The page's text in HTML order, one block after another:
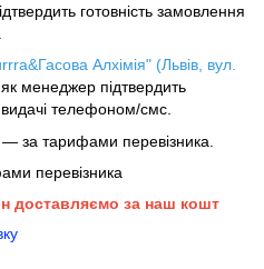
готовність замовлення
Алхімія" (Львів, вул.
менеджер підтвердить
видачі телефоном/смс.
за тарифами перевізника.
перевізника
доставляємо за наш кошт